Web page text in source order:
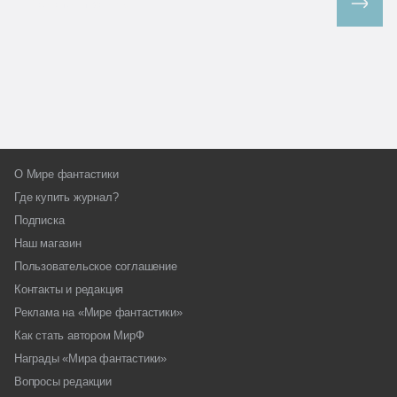
О Мире фантастики
Где купить журнал?
Подписка
Наш магазин
Пользовательское соглашение
Контакты и редакция
Реклама на «Мире фантастики»
Как стать автором МирФ
Награды «Мира фантастики»
Вопросы редакции